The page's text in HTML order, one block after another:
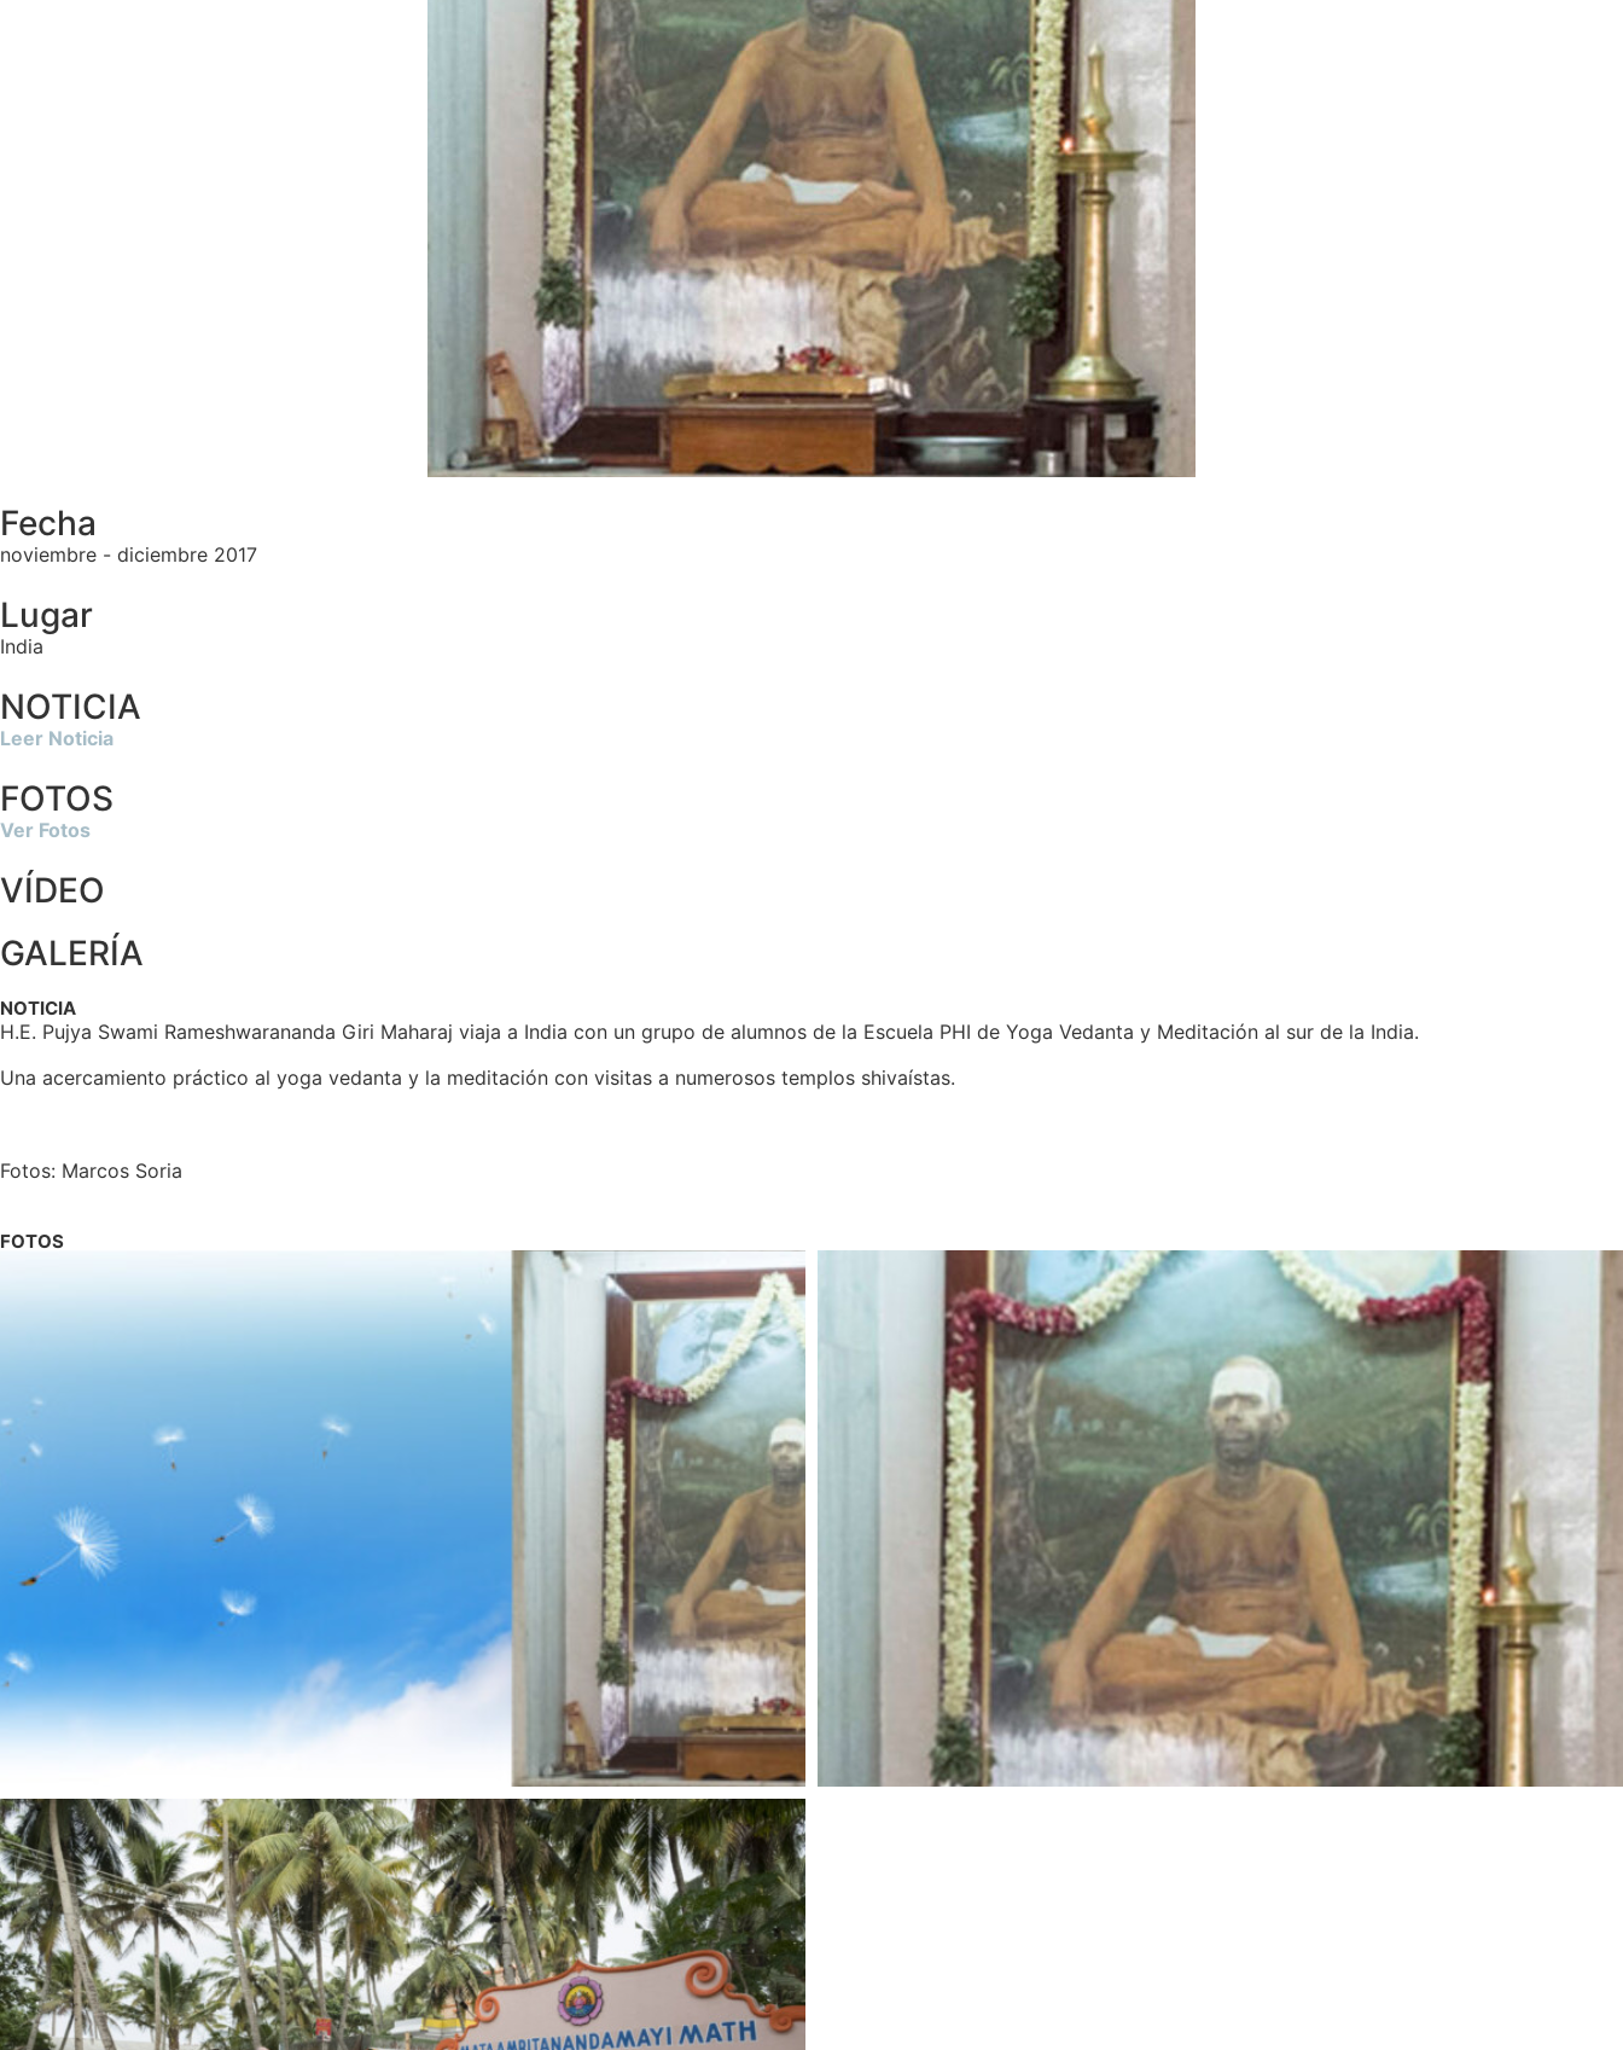
Fecha
noviembre - diciembre 2017
Lugar
India
NOTICIA
Leer Noticia
FOTOS
Ver Fotos
VÍDEO
GALERÍA
NOTICIA
H.E. Pujya Swami Rameshwarananda Giri Maharaj viaja a India con un grupo de alumnos de la Escuela PHI de Yoga Vedanta y Meditación al sur de la India.
Una acercamiento práctico al yoga vedanta y la meditación con visitas a numerosos templos shivaístas.
Fotos: Marcos Soria
FOTOS